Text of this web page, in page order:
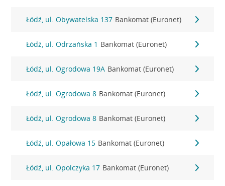
Łódź, ul. Obywatelska 137 Bankomat (Euronet)
Łódź, ul. Odrzańska 1 Bankomat (Euronet)
Łódź, ul. Ogrodowa 19A Bankomat (Euronet)
Łódź, ul. Ogrodowa 8 Bankomat (Euronet)
Łódź, ul. Ogrodowa 8 Bankomat (Euronet)
Łódź, ul. Opałowa 15 Bankomat (Euronet)
Łódź, ul. Opolczyka 17 Bankomat (Euronet)